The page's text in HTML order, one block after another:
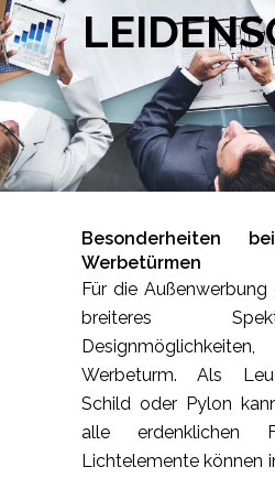
Besonderheiten
Werbetürmen
Für die
breiteres
Werbeturm. Als
Schild oder Pylon
alle erdenklichen
Lichtelemente können